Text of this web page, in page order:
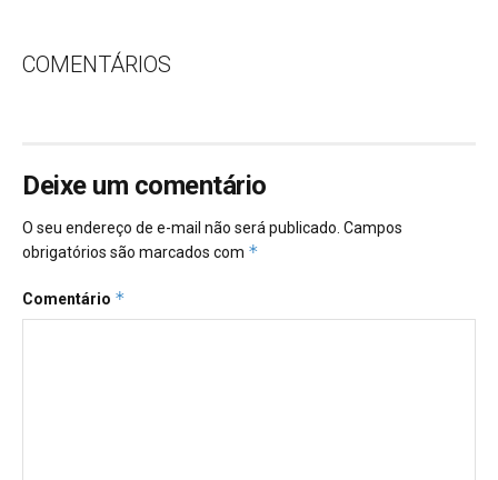
COMENTÁRIOS
Deixe um comentário
O seu endereço de e-mail não será publicado. Campos
obrigatórios são marcados com *
Comentário *